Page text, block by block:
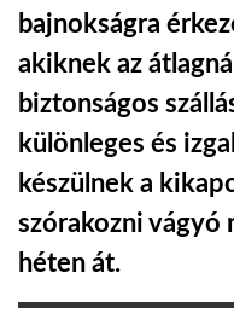
DOBRAVERO.HU
LATIMO.HU
GLOBOBOOK
bajnokságra
akiknek az
biztonságos
különleges és
készülnek a
szórakozni vágyó
héten át.